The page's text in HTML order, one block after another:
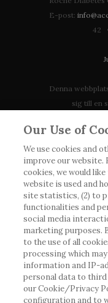
E-post:
42
Denna
sig till en
tillgänglig eller
att vi inte tar
eventuellt
process,
Roche har inte
andras inlägg,
eller olämpliga
ansvar för
det länkas till.
webbplats för
Our Use of
We use cookies and
improve our website.
cookies, we would
website is used and
site statistics, (2) to
functionalities and
social media
marketing purposes.
to the use of all
processing which
information and IP-
personal data to
our Cookie/Privacy
configuration and to